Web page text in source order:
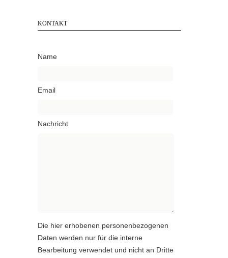
KONTAKT
Name
Email
Nachricht
Die hier erhobenen personenbezogenen
Daten werden nur für die interne
Bearbeitung verwendet und nicht an Dritte